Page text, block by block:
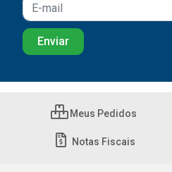
Meus Pedidos
Notas Fiscais